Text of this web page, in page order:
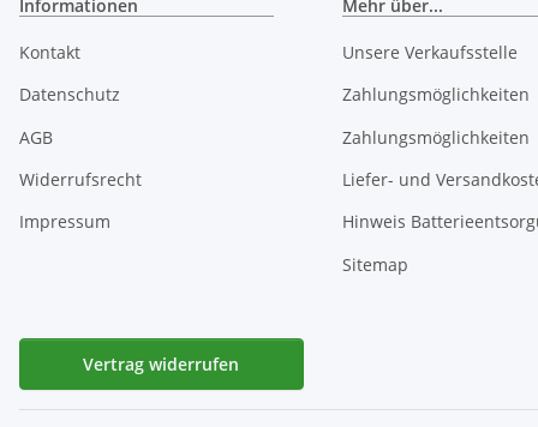
Informationen
Kontakt
Datenschutz
AGB
Widerrufsrecht
Impressum
Mehr über...
Unsere Verkaufsstelle
Zahlungsmöglichkeiten
Zahlungsmöglichkeiten
Liefer- und
Hinweis
Sitemap
Vertrag widerrufen